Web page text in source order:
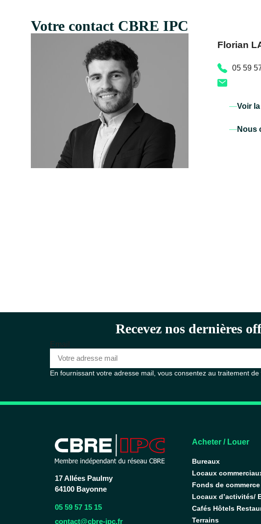
Votre contact CBRE IPC
Florian
05 59
Voir
Nous
Recevez nos dernières
Email
En fournissant votre adresse mail, vous consentez au traitement
17 Allées Paulmy
64100 Bayonne
05 59 57 15 15
contact@cbre-ipc.fr
Acheter / Louer
Bureaux
Locaux
Fonds de commerce
Locaux d’activités/
Cafés Hôtels
Terrains